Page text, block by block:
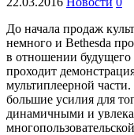
До начала продаж
немного и Bethesda
в отношении
проходит
мультиплеерной
большие усилия для
динамичными и